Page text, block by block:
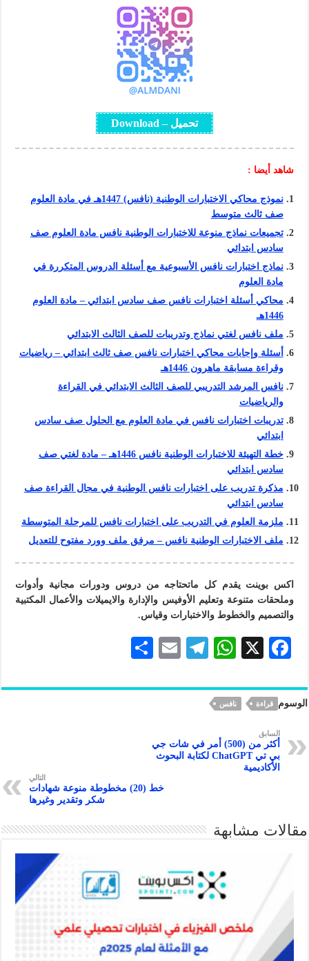
تحميل – Download
شاهد أيضا :
نموذج محاكي الاختبارات الوطنية (نافس) 1447هـ في مادة العلوم
صف ثالث متوسط
تجميعات نماذج منوعة للاختبارات الوطنية نافس مادة العلوم صف
سادس ابتدائي
نماذج اختبارات نافس الأسبوعية مع أسئلة الدروس المتكررة في
مادة العلوم
محاكي أسئلة اختبارات نافس صف سادس ابتدائي – مادة العلوم
1446هـ
ملف نافس لغتي نماذج وتدريبات للصف الثالث الابتدائي
أسئلة وإجابات محاكي اختبارات نافس صف ثالث ابتدائي – رياضيات
وقراءة مسابقة ماهرون 1446هـ
نافس المرشد التدريبي للصف الثالث الابتدائي في القراءة
والرياضيات
تدريبات اختبارات نافس في مادة العلوم مع الحلول صف سادس
ابتدائي
خطة التهيئة للاختبارات الوطنية نافس 1446هـ – مادة لغتي صف
سادس ابتدائي
مذكرة تدريب على اختبارات نافس الوطنية في مجال القراءة صف
سادس ابتدائي
ملزمة العلوم في التدريب على اختبارات نافس للمرحلة المتوسطة
ملف الاختبارات الوطنية نافس – مرفق ملف وورد مفتوح للتعديل
اكس بوينت يقدم كل ماتحتاجه من دروس ودورات مجانية وأدوات
وملحقات متنوعة وتعليم الأوفيس والإدارة والايميلات والأعمال المكتبية
والتصميم والخطوط والاختبارات وقياس.
F
eb
oo
k
X
W
at
s
A
p
Te
gr
m
E
ai
ar
الوسوم قراءة نافس
السابق
أكثر من (500) أمر في شات جي
بي تي ChatGPT لكتابة البحوث
الأكاديمية
التالي
خط (20) مخطوطة منوعة شهادات
شكر وتقدير وغيرها
مقالات مشابهة